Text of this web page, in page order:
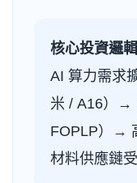
核心投資邏輯
AI 算力需求
米 / A16）→
FOPLP）→
材料供應鏈